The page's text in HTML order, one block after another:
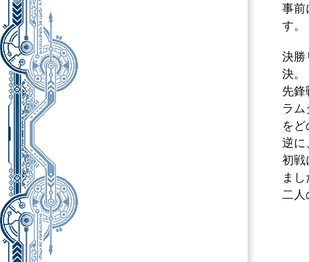
事前
す。
決勝
決。
先鋒
ラム
を
逆に
初戦
ま
二人